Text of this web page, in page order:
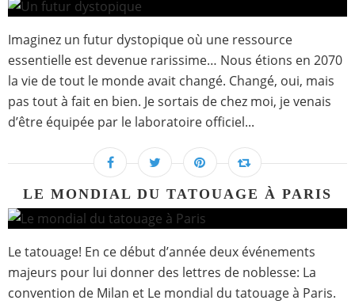
Imaginez un futur dystopique où une ressource
essentielle est devenue rarissime… Nous étions en 2070
la vie de tout le monde avait changé. Changé, oui, mais
pas tout à fait en bien. Je sortais de chez moi, je venais
d’être équipée par le laboratoire officiel...
LE MONDIAL DU TATOUAGE À PARIS
Le tatouage! En ce début d’année deux événements
majeurs pour lui donner des lettres de noblesse: La
convention de Milan et Le mondial du tatouage à Paris.